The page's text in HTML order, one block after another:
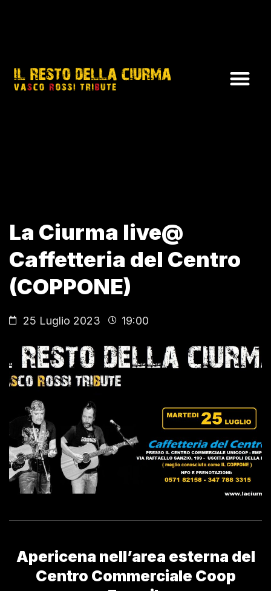
La Ciurma live@
Caffetteria del Centro
(COPPONE)
25 Luglio 2023 19:00
Apericena nell’area esterna del
Centro Commerciale Coop